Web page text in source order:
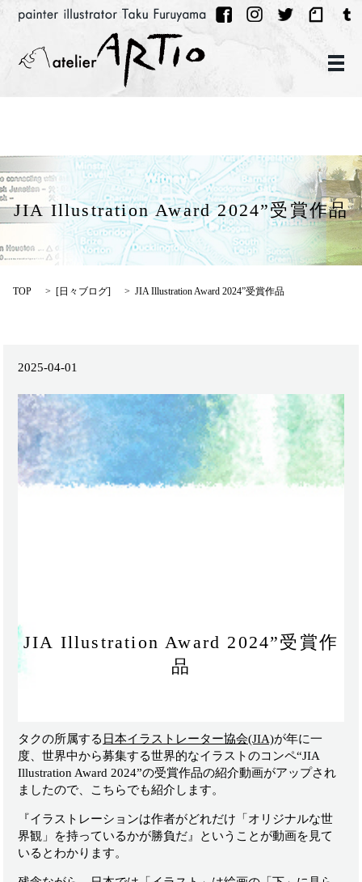
メ
JIA Illustration Award 2024”受賞作品
TOP [日々ブログ] JIA Illustration Award 2024”受賞作品
2025-04-01
JIA Illustration Award 2024”受賞作
品
タクの所属する 日本イラストレーター協会(JIA)が年に一
度、世界中から募集する世界的なイラストのコンペ“JIA
Illustration Award 2024”の受賞作品の紹介動画がアップされ
ましたので、こちらでも紹介します。
『イラストレーションは作者がどれだけ「オリジナルな世
界観」を持っているかが勝負だ』ということが動画を見て
いるとわかります。